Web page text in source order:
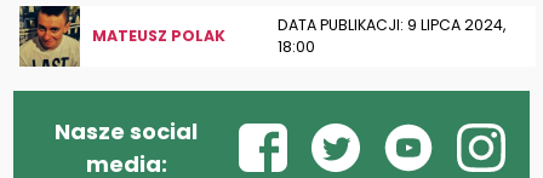
MATEUSZ POLAK
DATA PUBLIKACJI: 9 LIPCA 2024,
18:00
Nasze social
media: